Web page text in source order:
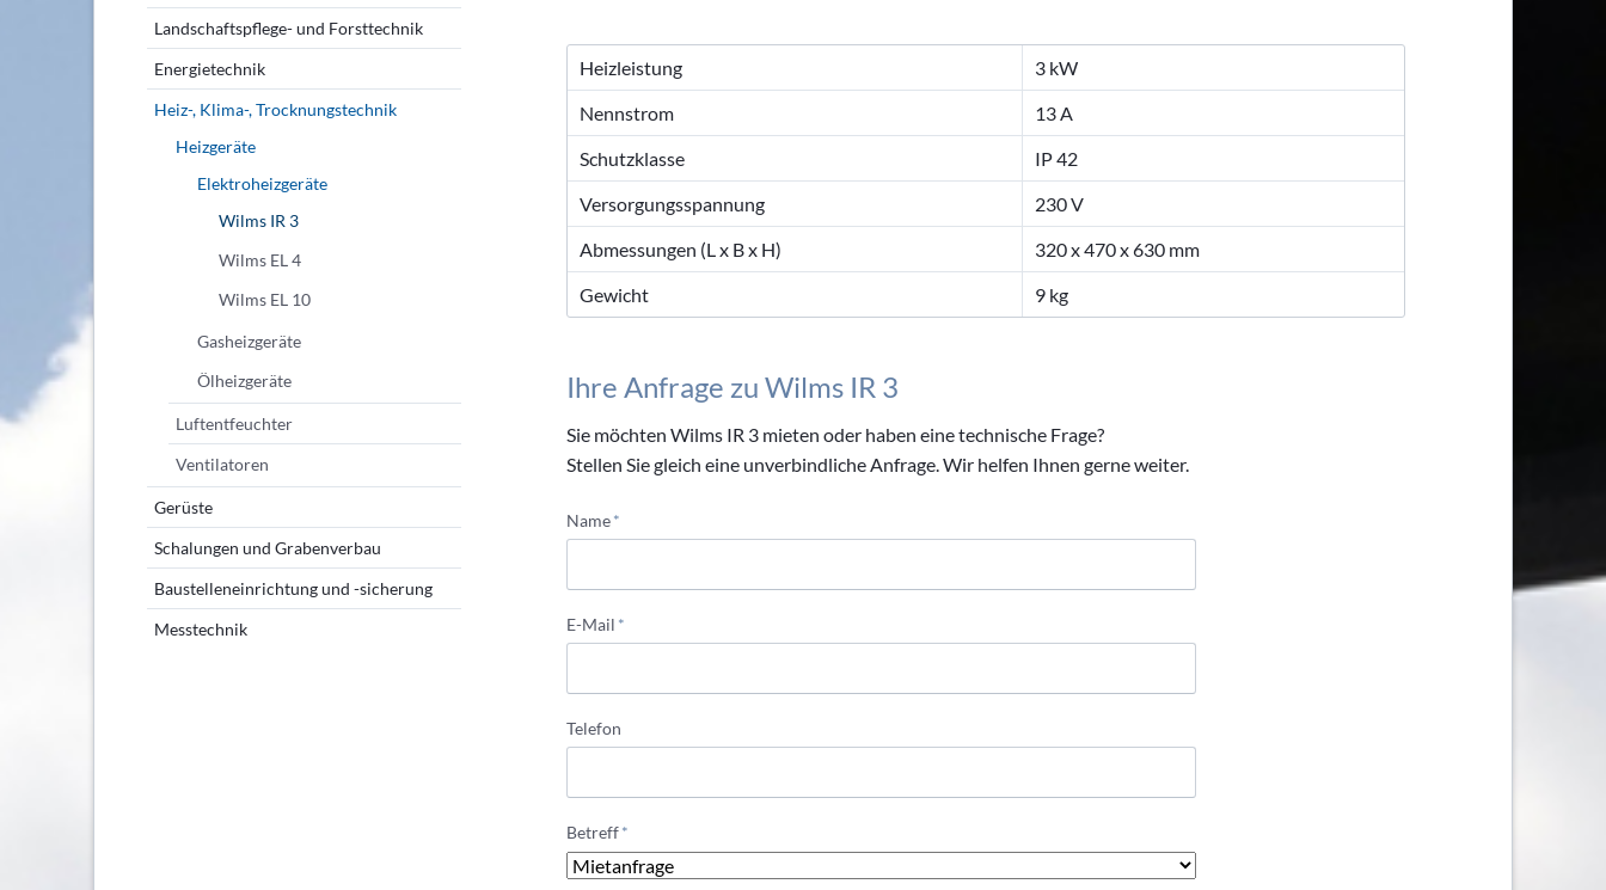
Wilms EL 10
Gasheizgeräte
Ölheizgeräte
Luftentfeuchter
Ventilatoren
Heizleistung
3 kW
Nennstrom
13 A
Schutzklasse
IP 42
Versorgungsspannung
230 V
Abmessungen (L x B x H)
320 x 470 x 630 mm
Gewicht
9 kg
Ihre Anfrage zu Wilms IR 3
Sie möchten Wilms IR 3 mieten oder haben eine technische Frage?
Stellen Sie gleich eine unverbindliche Anfrage. Wir helfen Ihnen gerne weiter.
Pflichtfeld
Name*
Pflichtfeld
E-Mail *
Telefon
Pflichtfeld
Betreff*
Landschaftspflege- und Forsttechnik
Energietechnik
Heiz-, Klima-, Trocknungstechnik
Heizgeräte
Elektroheizgeräte
Wilms IR 3
Wilms EL 4
Wilms EL 10
Gasheizgeräte
Ölheizgeräte
Luftentfeuchter
Ventilatoren
Gerüste
Schalungen und Grabenverbau
Baustelleneinrichtung und -sicherung
Messtechnik